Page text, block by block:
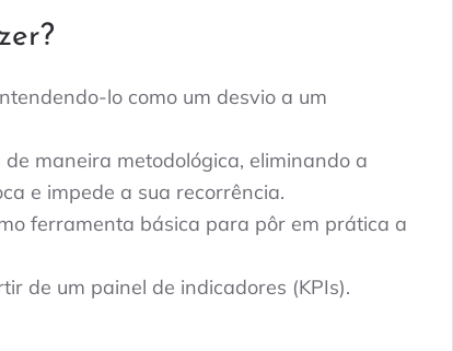
lo como um desvio a um
maneira metodológica, eliminando a
e impede a sua recorrência.
ferramenta básica para pôr em prática a
de um painel de indicadores (KPIs).